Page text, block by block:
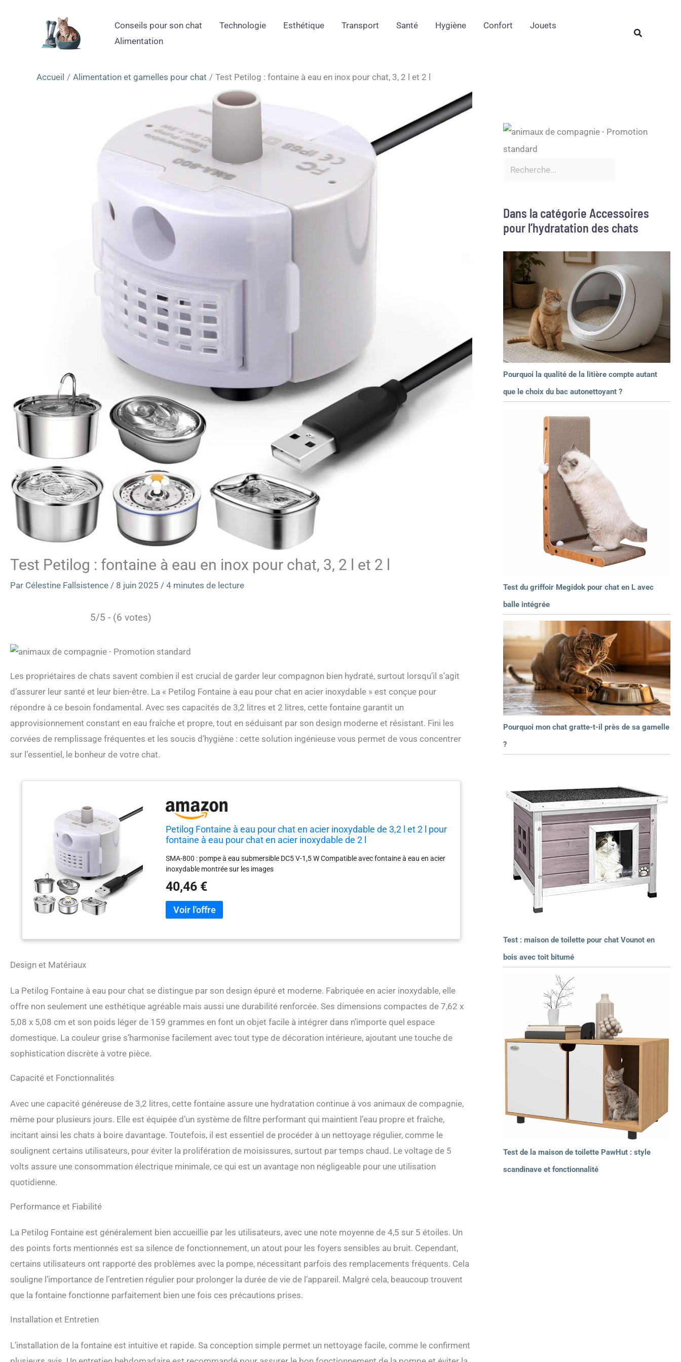
Conseils pour son chat Technologie Esthétique Transport Santé Hygiène Confort
Jouets
Alimentation
Rechercher
Accueil Alimentation et gamelles pour chat Test Petilog : fontaine à eau en inox pour chat, 3, 2 l et 2 l
Test Petilog : fontaine à eau en inox pour chat, 3, 2 l et 2 l
Par Célestine Fallsistence / 8 juin 2025 / 4 minutes de lecture
5/5 - (6 votes)
Les propriétaires de chats savent combien il est crucial de garder leur compagnon bien hydraté, surtout lorsqu’il s’agit
d’assurer leur santé et leur bien-être. La « Petilog Fontaine à eau pour chat en acier inoxydable » est conçue pour
répondre à ce besoin fondamental. Avec ses capacités de 3,2 litres et 2 litres, cette fontaine garantit un
approvisionnement constant en eau fraîche et propre, tout en séduisant par son design moderne et résistant. Fini les
corvées de remplissage fréquentes et les soucis d’hygiène : cette solution ingénieuse vous permet de vous concentrer
sur l’essentiel, le bonheur de votre chat.
Petilog Fontaine à eau pour chat en acier inoxydable de 3,2 l et 2 l pour
fontaine à eau pour chat en acier inoxydable de 2 l
SMA-800 : pompe à eau submersible DC5 V-1,5 W Compatible avec fontaine à eau en acier
inoxydable montrée sur les images
40,46 €
Design et Matériaux
La Petilog Fontaine à eau pour chat se distingue par son design épuré et moderne. Fabriquée en acier inoxydable, elle
offre non seulement une esthétique agréable mais aussi une durabilité renforcée. Ses dimensions compactes de 7,62 x
5,08 x 5,08 cm et son poids léger de 159 grammes en font un objet facile à intégrer dans n’importe quel espace
domestique. La couleur grise s’harmonise facilement avec tout type de décoration intérieure, ajoutant une touche de
sophistication discrète à votre pièce.
Capacité et Fonctionnalités
Avec une capacité généreuse de 3,2 litres, cette fontaine assure une hydratation continue à vos animaux de compagnie,
même pour plusieurs jours. Elle est équipée d’un système de filtre performant qui maintient l’eau propre et fraîche,
incitant ainsi les chats à boire davantage. Toutefois, il est essentiel de procéder à un nettoyage régulier, comme le
soulignent certains utilisateurs, pour éviter la prolifération de moisissures, surtout par temps chaud. Le voltage de 5
volts assure une consommation électrique minimale, ce qui est un avantage non négligeable pour une utilisation
quotidienne.
Performance et Fiabilité
La Petilog Fontaine est généralement bien accueillie par les utilisateurs, avec une note moyenne de 4,5 sur 5 étoiles. Un
des points forts mentionnés est sa silence de fonctionnement, un atout pour les foyers sensibles au bruit. Cependant,
certains utilisateurs ont rapporté des problèmes avec la pompe, nécessitant parfois des remplacements fréquents. Cela
souligne l’importance de l’entretien régulier pour prolonger la durée de vie de l’appareil. Malgré cela, beaucoup trouvent
que la fontaine fonctionne parfaitement bien une fois ces précautions prises.
Installation et Entretien
L’installation de la fontaine est intuitive et rapide. Sa conception simple permet un nettoyage facile, comme le confirment
Dans la catégorie Accessoires
pour l’hydratation des chats
Pourquoi la qualité de la litière compte autant
que le choix du bac autonettoyant ?
Test du griffoir Megidok pour chat en L avec
balle intégrée
Pourquoi mon chat gratte-t-il près de sa gamelle
?
Test : maison de toilette pour chat Vounot en
bois avec toit bitumé
Test de la maison de toilette PawHut : style
scandinave et fonctionnalité